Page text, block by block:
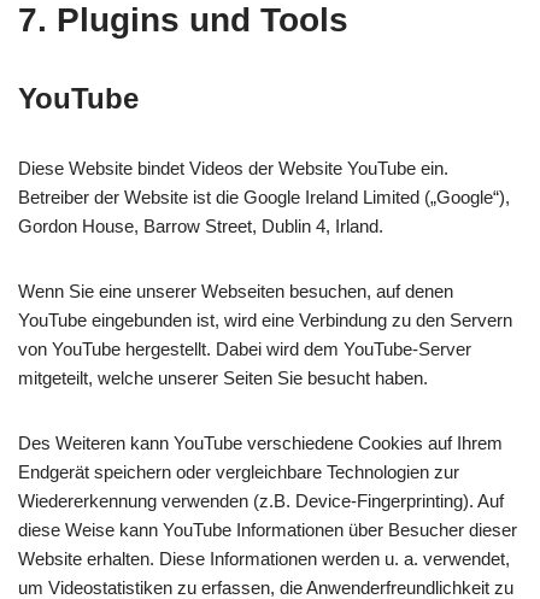
7. Plugins und Tools
YouTube
Diese Website bindet Videos der Website YouTube ein.
Betreiber der Website ist die Google Ireland Limited („Google“),
Gordon House, Barrow Street, Dublin 4, Irland.
Wenn Sie eine unserer Webseiten besuchen, auf denen
YouTube eingebunden ist, wird eine Verbindung zu den Servern
von YouTube hergestellt. Dabei wird dem YouTube-Server
mitgeteilt, welche unserer Seiten Sie besucht haben.
Des Weiteren kann YouTube verschiedene Cookies auf Ihrem
Endgerät speichern oder vergleichbare Technologien zur
Wiedererkennung verwenden (z.B. Device-Fingerprinting). Auf
diese Weise kann YouTube Informationen über Besucher dieser
Website erhalten. Diese Informationen werden u. a. verwendet,
um Videostatistiken zu erfassen, die Anwenderfreundlichkeit zu